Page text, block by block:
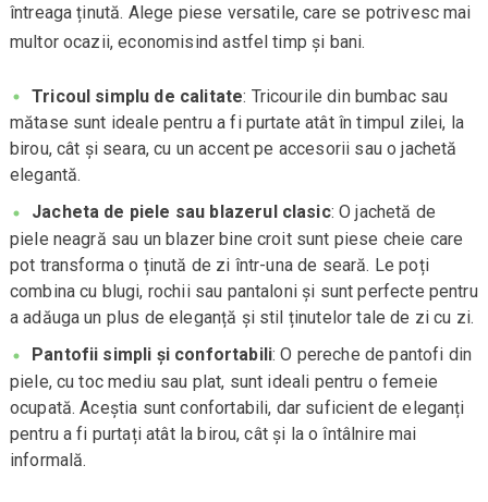
întreaga ținută. Alege piese versatile, care se potrivesc mai
multor ocazii, economisind astfel timp și bani.
Tricoul simplu de calitate: Tricourile din bumbac sau
mătase sunt ideale pentru a fi purtate atât în timpul zilei, la
birou, cât și seara, cu un accent pe accesorii sau o jachetă
elegantă.
Jacheta de piele sau blazerul clasic: O jachetă de
piele neagră sau un blazer bine croit sunt piese cheie care
pot transforma o ținută de zi într-una de seară. Le poți
combina cu blugi, rochii sau pantaloni și sunt perfecte pentru
a adăuga un plus de eleganță și stil ținutelor tale de zi cu zi.
Pantofii simpli și confortabili: O pereche de pantofi din
piele, cu toc mediu sau plat, sunt ideali pentru o femeie
ocupată. Aceștia sunt confortabili, dar suficient de eleganți
pentru a fi purtați atât la birou, cât și la o întâlnire mai
informală.